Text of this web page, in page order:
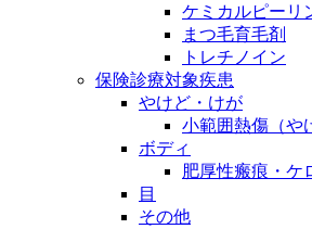
ケミカルピーリ
まつ毛育毛剤
トレチノイン
保険診療対象疾患
やけど・けが
小範囲熱傷（や
ボディ
肥厚性瘢痕・ケ
目
その他